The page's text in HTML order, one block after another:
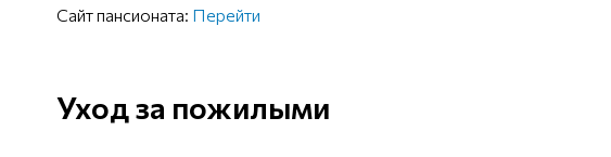
Сайт пансионата: Перейти
Уход за пожилыми